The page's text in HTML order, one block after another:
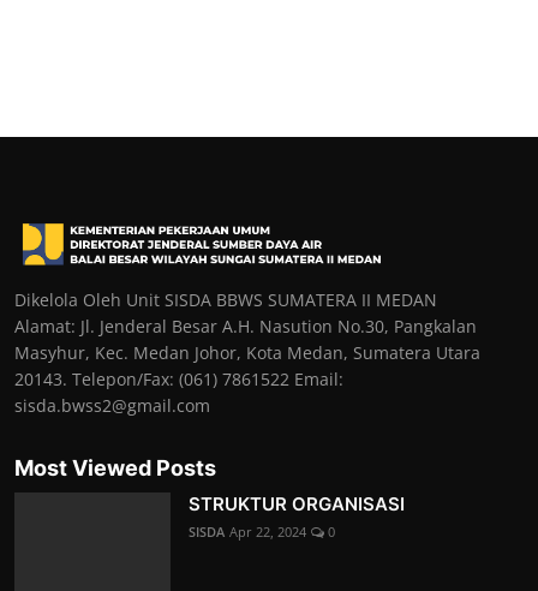
Dikelola Oleh Unit SISDA BBWS SUMATERA II MEDAN
Alamat: Jl. Jenderal Besar A.H. Nasution No.30, Pangkalan
Masyhur, Kec. Medan Johor, Kota Medan, Sumatera Utara
20143. Telepon/Fax: (061) 7861522 Email:
sisda.bwss2@gmail.com
Most Viewed Posts
‎‎STRUKTUR ORGANISASI
SISDA Apr 22, 2024 0